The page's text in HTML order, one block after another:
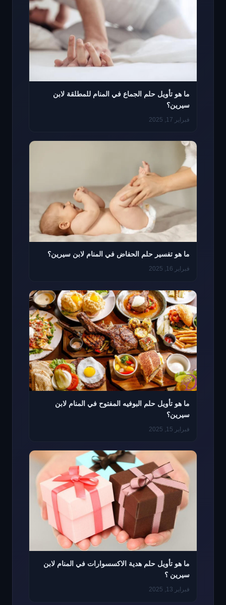
ما هو تأويل حلم الجماع في المنام للمطلقة لابن
سيرين؟
فبراير 17, 2025
ما هو تفسير حلم الحفاض في المنام لابن سيرين؟
فبراير 16, 2025
ما هو تأويل حلم البوفيه المفتوح في المنام لابن
سيرين؟
فبراير 15, 2025
ما هو تأويل حلم هدية الاكسسوارات في المنام لابن
سيرين ؟
فبراير 13, 2025